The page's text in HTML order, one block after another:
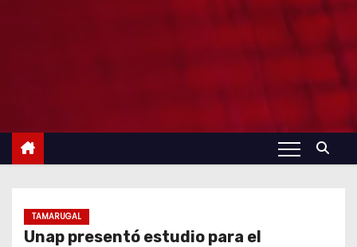
TAMARUGAL
Unap presentó estudio para el